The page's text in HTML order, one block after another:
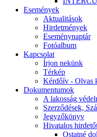
Események
Aktualitások
Hirdetmények
Eseménynaptár
Fotóalbum
Kapcsolat
Írjon nekünk
Térkép
Kérdőív - Olvas
Dokumentumok
A lakosság
Szerződések,
Jegyzőkönyv
Hivatalos
Ostatné